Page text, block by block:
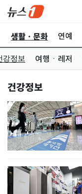
생활ㆍ문화 연예
강정보 여행ㆍ레저
건강정보